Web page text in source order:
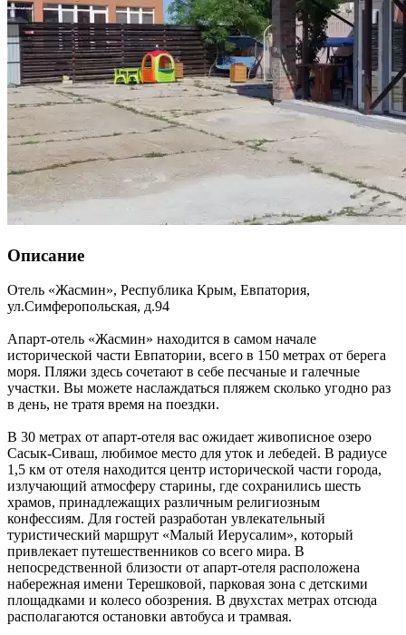
Описание
Отель «Жасмин», Республика Крым, Евпатория,
ул.Симферопольская, д.94
Апарт-отель «Жасмин» находится в самом начале
исторической части Евпатории, всего в 150 метрах от берега
моря. Пляжи здесь сочетают в себе песчаные и галечные
участки. Вы можете наслаждаться пляжем сколько угодно раз
в день, не тратя время на поездки.
В 30 метрах от апарт-отеля вас ожидает живописное озеро
Сасык-Сиваш, любимое место для уток и лебедей. В радиусе
1,5 км от отеля находится центр исторической части города,
излучающий атмосферу старины, где сохранились шесть
храмов, принадлежащих различным религиозным
конфессиям. Для гостей разработан увлекательный
туристический маршрут «Малый Иерусалим», который
привлекает путешественников со всего мира. В
непосредственной близости от апарт-отеля расположена
набережная имени Терешковой, парковая зона с детскими
площадками и колесо обозрения. В двухстах метрах отсюда
располагаются остановки автобуса и трамвая.